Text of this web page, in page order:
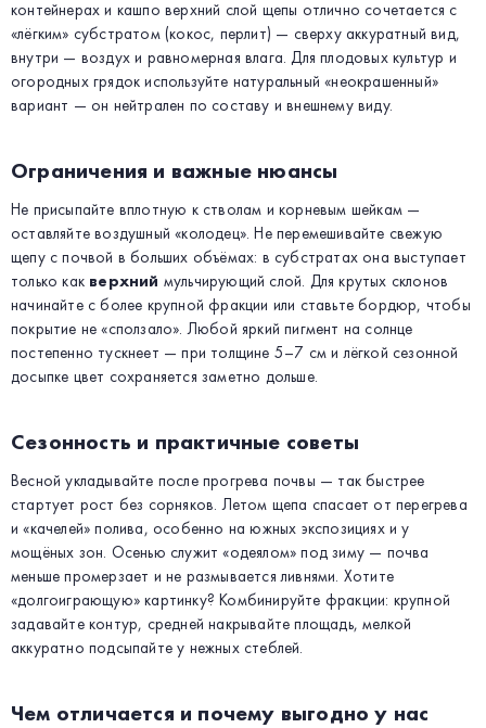
контейнерах и кашпо верхний слой щепы отлично сочетается с
«лёгким» субстратом (кокос, перлит) — сверху аккуратный вид,
внутри — воздух и равномерная влага. Для плодовых культур и
огородных грядок используйте натуральный «неокрашенный»
вариант — он нейтрален по составу и внешнему виду.
Ограничения и важные нюансы
Не присыпайте вплотную к стволам и корневым шейкам —
оставляйте воздушный «колодец». Не перемешивайте свежую
щепу с почвой в больших объёмах: в субстратах она выступает
только как верхний мульчирующий слой. Для крутых склонов
начинайте с более крупной фракции или ставьте бордюр, чтобы
покрытие не «сползало». Любой яркий пигмент на солнце
постепенно тускнеет — при толщине 5–7 см и лёгкой сезонной
досыпке цвет сохраняется заметно дольше.
Сезонность и практичные советы
Весной укладывайте после прогрева почвы — так быстрее
стартует рост без сорняков. Летом щепа спасает от перегрева
и «качелей» полива, особенно на южных экспозициях и у
мощёных зон. Осенью служит «одеялом» под зиму — почва
меньше промерзает и не размывается ливнями. Хотите
«долгоиграющую» картинку? Комбинируйте фракции: крупной
задавайте контур, средней накрывайте площадь, мелкой
аккуратно подсыпайте у нежных стеблей.
Чем отличается и почему выгодно у нас